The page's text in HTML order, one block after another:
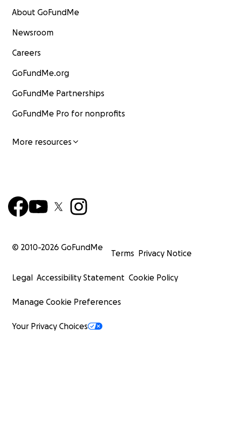
About GoFundMe
Newsroom
Careers
GoFundMe.org
GoFundMe Partnerships
GoFundMe Pro for nonprofits
More resources
© 2010-2026 GoFundMe
Terms Privacy Notice
Legal Accessibility Statement Cookie Policy
Manage Cookie Preferences
Your Privacy Choices